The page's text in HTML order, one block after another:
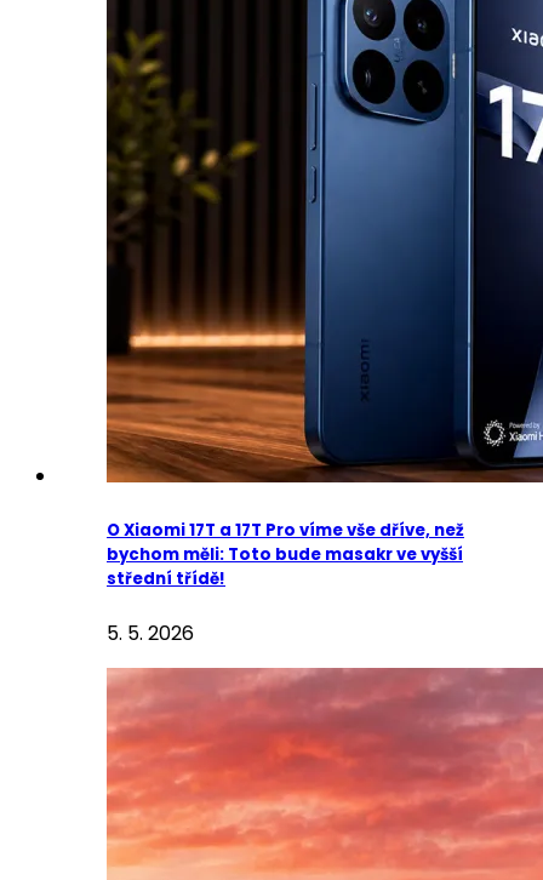
O Xiaomi 17T a 17T Pro víme vše dříve, než
bychom měli: Toto bude masakr ve vyšší
střední třídě!
5. 5. 2026